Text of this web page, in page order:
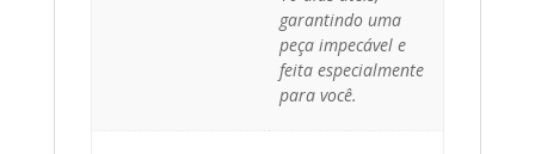
garantindo uma
peça impecável e
feita especialmente
para você.